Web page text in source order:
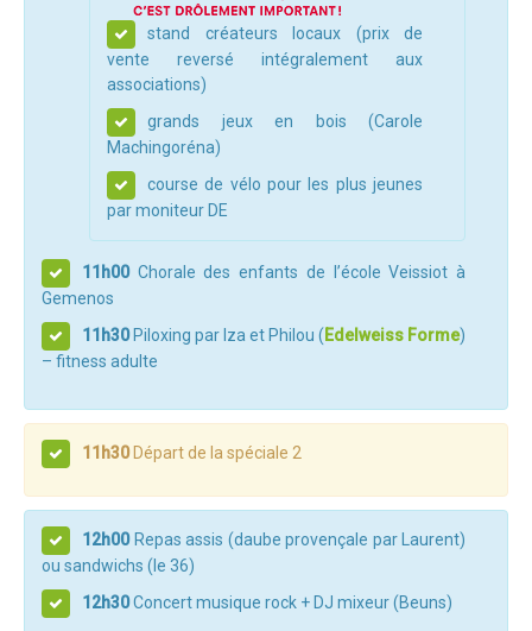
Photos / Vidéos 2025
Archives Enduros
Edition 2024
Blog 2024
Inscriptions 2024
Affiche 2024
Communiqué de presse 2024
Partenaires 2024
Règlement 2024
Programme 2024
Photos / Vidéos 2024
Tombola 2024
Edition 2023
Blog 2023
stand créateurs locaux (prix de
vente reversé intégralement aux
associations)
grands jeux en bois (Carole
Machingoréna)
course de vélo pour les plus jeunes
par moniteur DE
11h00 Chorale des enfants de l’école Veissiot à
Gemenos
11h30 Piloxing par Iza et Philou ( Edelweiss Forme)
– fitness adulte
11h30Départ de la spéciale 2
12h00Repas assis (daube provençale par Laurent)
ou sandwichs (le 36)
12h30Concert musique rock + DJ mixeur (Beuns)